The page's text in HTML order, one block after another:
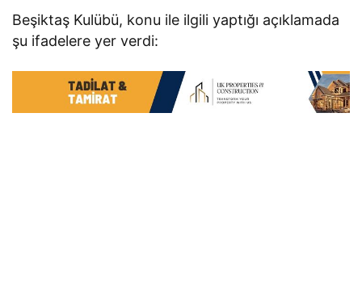
Beşiktaş Kulübü, konu ile ilgili yaptığı açıklamada
şu ifadelere yer verdi: